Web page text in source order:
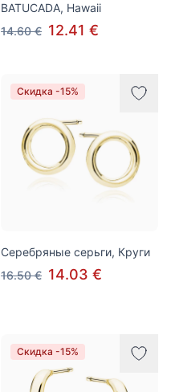
BATUCADA, Hawaii
14.60 € 12.41 €
Скидка -15%
Серебряные серьги, Круги
16.50 € 14.03 €
Скидка -15%